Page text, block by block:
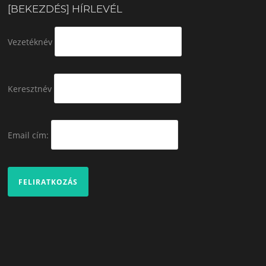
[BEKEZDÉS] HÍRLEVÉL
Vezetéknév
Keresztnév
Email cím: